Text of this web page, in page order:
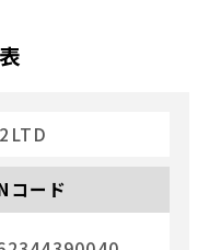
コード